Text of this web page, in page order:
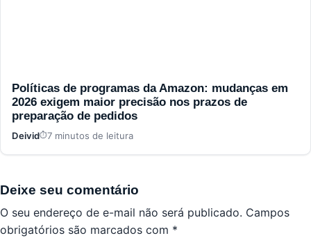
Políticas de programas da Amazon: mudanças em
2026 exigem maior precisão nos prazos de
preparação de pedidos
Deivid 7 minutos de leitura
Deixe seu comentário
O seu endereço de e-mail não será publicado. Campos
obrigatórios são marcados com *